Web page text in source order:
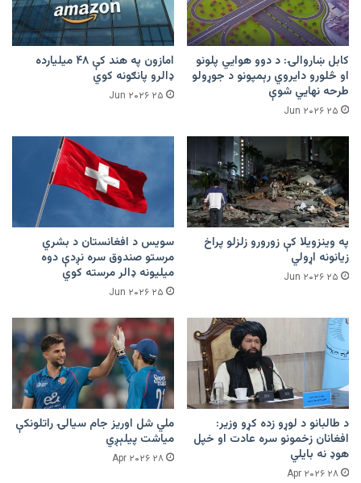
کابل ښاروالۍ: د دوو هوايي پلونو
او څلورو دایروي رېمپونو د جوړولو
طرحه نهایي شوې
۲۵ Jun ۲۰۲۶
امازون په هند کې ۴۸ میلیارده
ډالرو پانګونه کوي
۲۵ Jun ۲۰۲۶
په وینزویلا کې زورورو زلزلو پراخ
زیانونه اړولي
۲۵ Jun ۲۰۲۶
سویس د افغانستان د بشري
مرستو صندوق سره نږدې دوه
میلیونه ډالر مرسته کوي
۲۵ Jun ۲۰۲۶
د طالبانو د لوړو زده کړو وزیر:
افغانان زخمونو سره عادت او خپل
هوډ نه بایلي
۲۸ Apr ۲۰۲۶
ملي شل اوریز جام سیالۍ راتلونکې
میاشت پیلېږي
۲۸ Apr ۲۰۲۶